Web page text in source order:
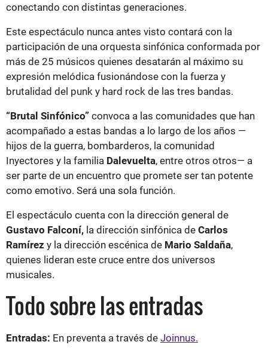
conectando con distintas generaciones.
Este espectáculo nunca antes visto contará con la
participación de una orquesta sinfónica conformada por
más de 25 músicos quienes desatarán al máximo su
expresión melódica fusionándose con la fuerza y
brutalidad del punk y hard rock de las tres bandas.
“Brutal Sinfónico” convoca a las comunidades que han
acompañado a estas bandas a lo largo de los años —
hijos de la guerra, bombarderos, la comunidad
Inyectores y la familia Dalevuelta, entre otros otros— a
ser parte de un encuentro que promete ser tan potente
como emotivo. Será una sola función.
El espectáculo cuenta con la dirección general de
Gustavo Falconí, la dirección sinfónica de Carlos
Ramírez y la dirección escénica de Mario Saldaña,
quienes lideran este cruce entre dos universos
musicales.
Todo sobre las entradas
Entradas: En preventa a través de Joinnus.